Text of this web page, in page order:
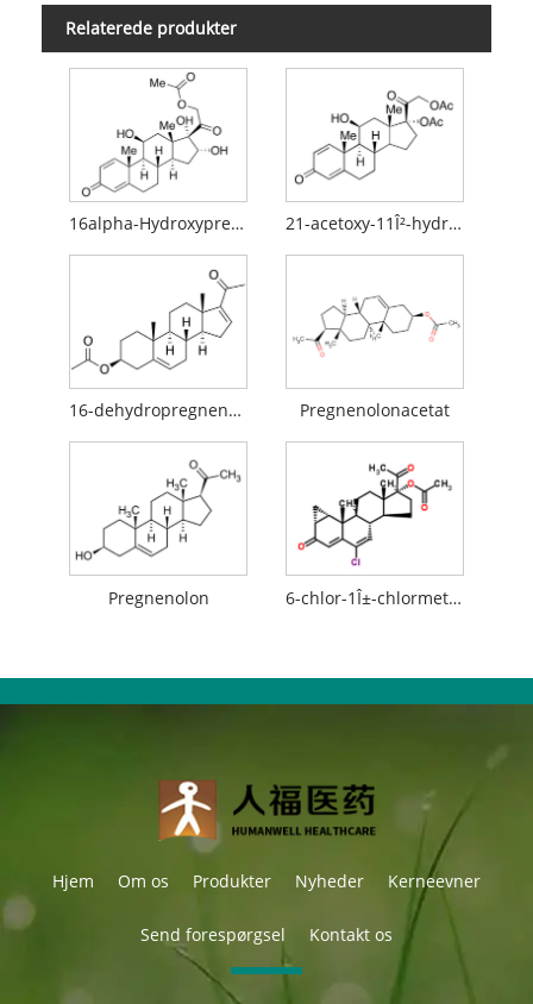
Relaterede produkter
16alpha-Hydroxyprednisolon 21-acetoxy-11Î²-hydroxypregna-1,4,16-trien-3,20-dion
16-dehydropregnenolonacetat (16-DPA) Pregnenolonacetat
Pregnenolon 6-chlor-1Î±-chlormethyl-3,20-dioxo-pregna-4,6-dien-17Î±-acetoxy
Hjem Om os Produkter Nyheder Kerneevner
Send forespørgsel Kontakt os